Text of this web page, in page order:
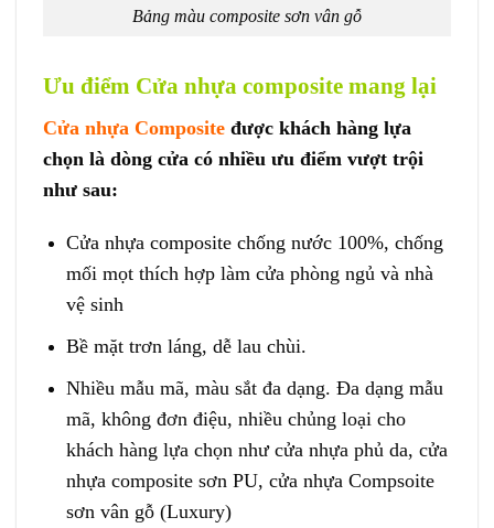
Bảng màu composite sơn vân gỗ
Ưu điểm Cửa nhựa composite mang lại
Cửa nhựa Composite được khách hàng lựa
chọn là dòng cửa có nhiều ưu điểm vượt trội
như sau:
Cửa nhựa composite chống nước 100%, chống
mối mọt thích hợp làm cửa phòng ngủ và nhà
vệ sinh
Bề mặt trơn láng, dễ lau chùi.
Nhiều mẫu mã, màu sắt đa dạng. Đa dạng mẫu
mã, không đơn điệu, nhiều chủng loại cho
khách hàng lựa chọn như cửa nhựa phủ da, cửa
nhựa composite sơn PU, cửa nhựa Compsoite
sơn vân gỗ (Luxury)